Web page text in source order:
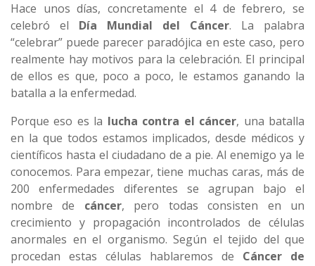
Hace unos días, concretamente el 4 de febrero, se
celebró el Día Mundial del Cáncer. La palabra
“celebrar” puede parecer paradójica en este caso, pero
realmente hay motivos para la celebración. El principal
de ellos es que, poco a poco, le estamos ganando la
batalla a la enfermedad.
Porque eso es la lucha contra el cáncer, una batalla
en la que todos estamos implicados, desde médicos y
científicos hasta el ciudadano de a pie. Al enemigo ya le
conocemos. Para empezar, tiene muchas caras, más de
200 enfermedades diferentes se agrupan bajo el
nombre de cáncer, pero todas consisten en un
crecimiento y propagación incontrolados de células
anormales en el organismo. Según el tejido del que
procedan estas células hablaremos de Cáncer de